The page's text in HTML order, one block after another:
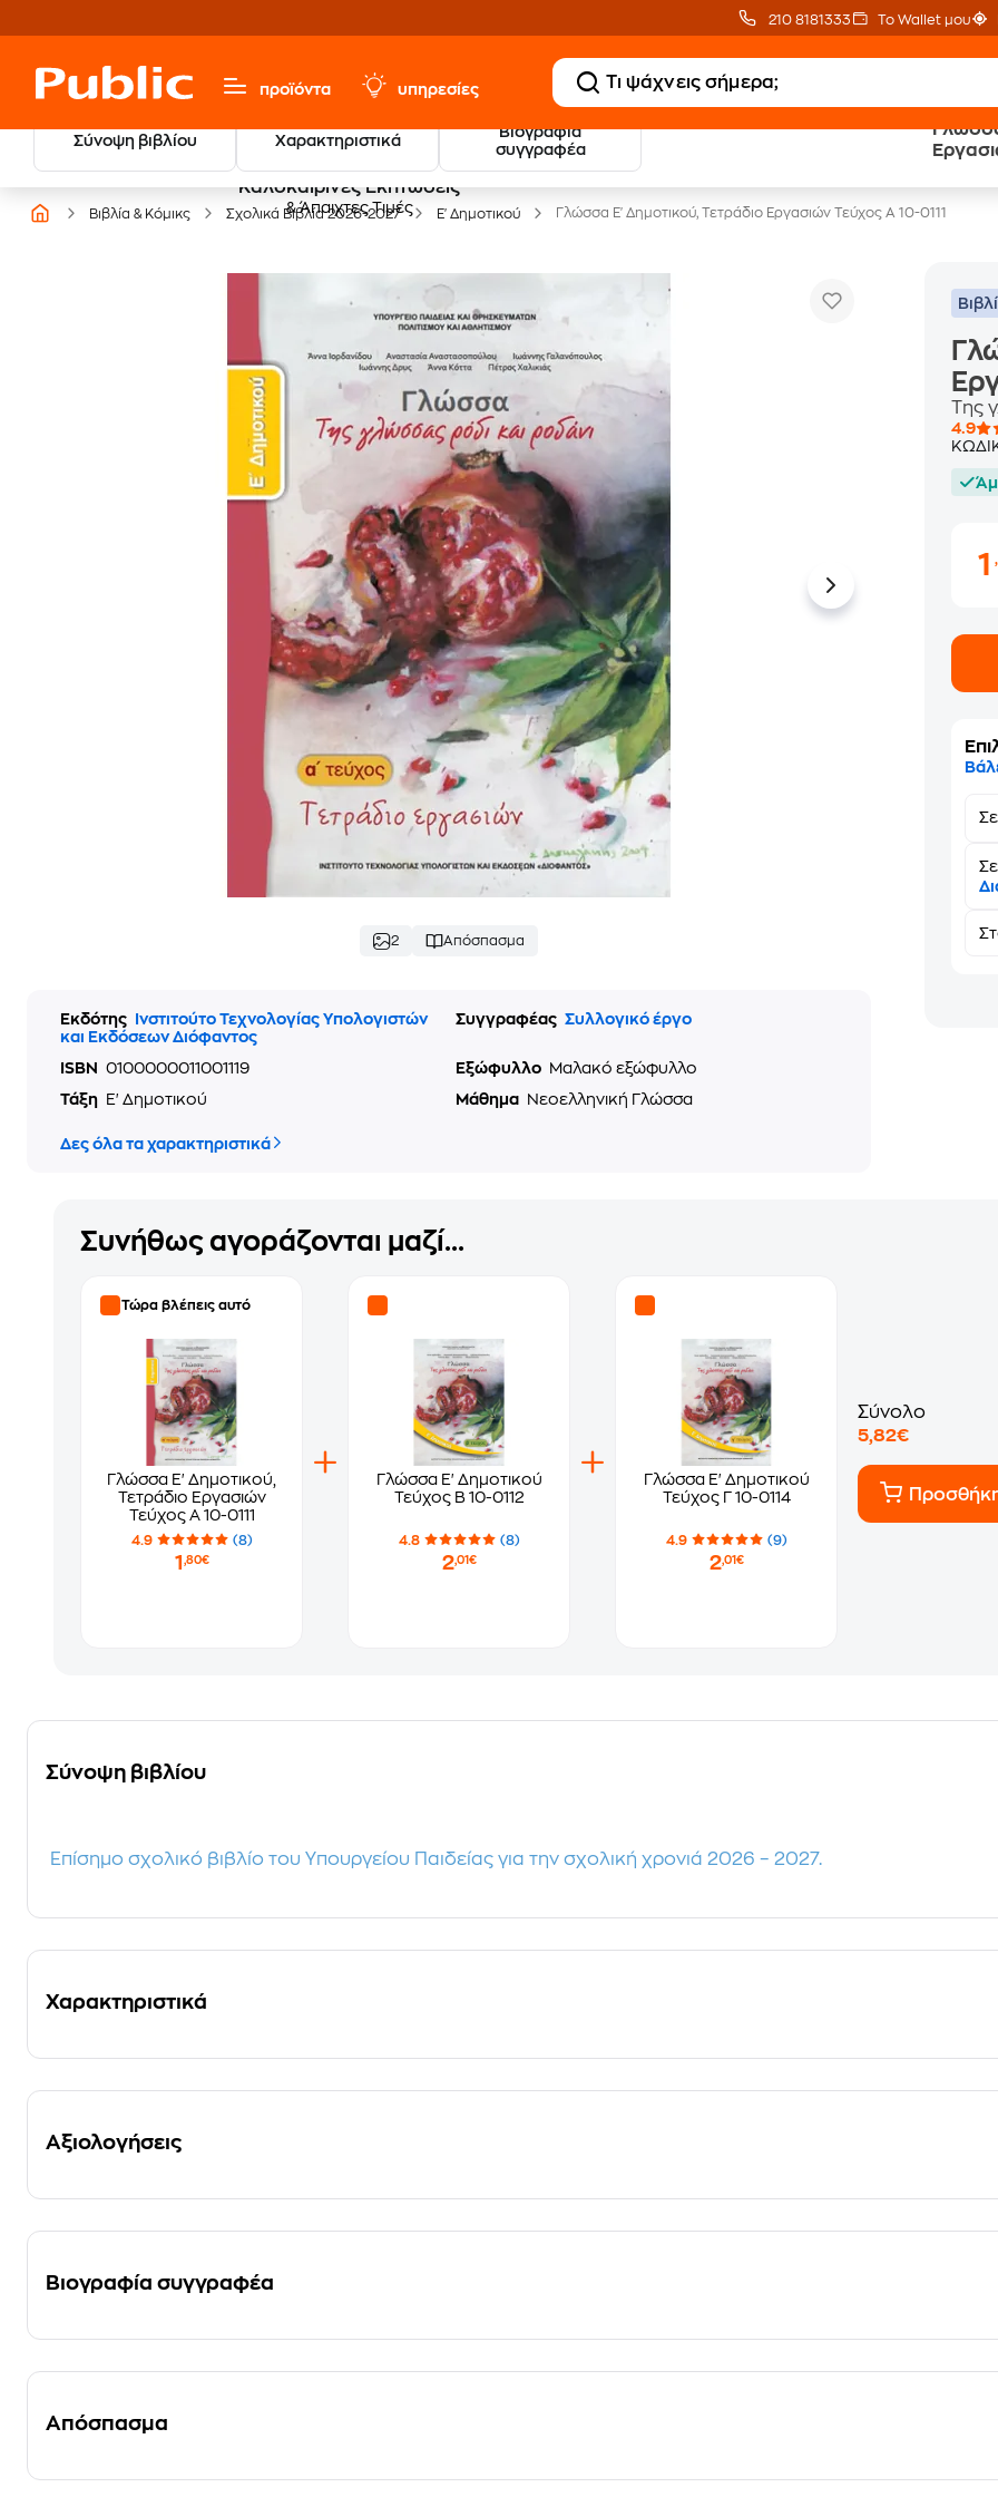
210 8181333 Το Wallet μου
προϊόντα υπηρεσίες
Σύνοψη βιβλίου Χαρακτηριστικά
Βιογραφία
συγγραφέα
Καλοκαιρινές Εκπτώσεις
& Άπαιχτες Τιμές
20 € Public επιστροφή
με Snappi
Δωρεάν
Βιβλία & Κόμικς Σχολικά Βιβλία 2026-2027 Ε' Δημοτικού Γλώσσα Ε' Δημοτικού, Τετράδιο Εργασιών Τεύχος Α 10-0111
2 Απόσπασμα
Εκδότης
Ινστιτούτο Τεχνολογίας Υπολογιστών
και Εκδόσεων Διόφαντος
Συγγραφέας Συλλογικό έργο
ISBN 0100000011001119 Εξώφυλλο
Μαλακό εξώφυλλο
Τάξη
Ε' Δημοτικού Μάθημα Νεοελληνική Γλώσσα
Δες όλα τα χαρακτηριστικά
Tης
4.9
1
Συνήθως αγοράζονται μαζί...
Τώρα βλέπεις αυτό
Γλώσσα Ε' Δημοτικού,
Τετράδιο Εργασιών
Τεύχος Α 10-0111
4.9 (8)
1 ,80€
Γλώσσα Ε' Δημοτικού
Τεύχος Β 10-0112
4.8 (8)
2,01€
Γλώσσα Ε' Δημοτικού
Τεύχος Γ 10-0114
4.9 (9)
2,01€
Σύνολο
5,82€
Σύνοψη βιβλίου
Επίσημο σχολικό βιβλίο του Υπουργείου Παιδείας για την σχολική χρονιά 2026 – 2027.
Χαρακτηριστικά
Αξιολογήσεις
Βιογραφία συγγραφέα
Απόσπασμα